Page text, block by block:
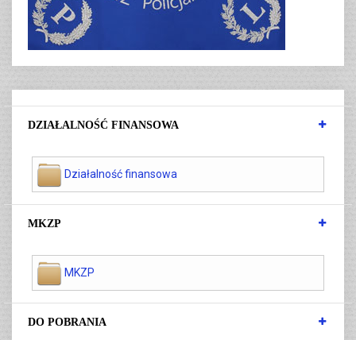
DZIAŁALNOŚĆ FINANSOWA
Działalność finansowa
MKZP
MKZP
DO POBRANIA